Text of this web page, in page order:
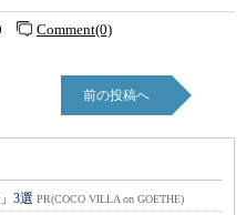
Comment(0)
前の投稿へ
3選 PR(COCO VILLA on GOETHE)